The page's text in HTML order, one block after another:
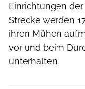
Einrichtungen
Strecke werden
ihren Mühen
vor und beim
unterhalten.